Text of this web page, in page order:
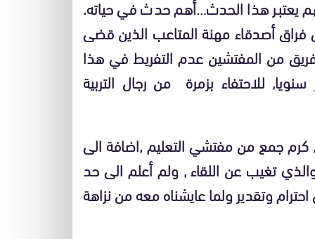
يعتبر هذا الحدث…أهم حدث في حياته.
أصدقاء مهنة المتاعب الذين قضى
من المفتشين عدم التفريط في هذا
للاحتفاء بزمرة من رجال التربية
السبت 30 مارس مساء , كرم جمع من مفتشي التعليم ,اضافة الى
تغيب عن اللقاء , ولم أعلم الى حد
وتقدير ولما عايشناه معه من نزاهة